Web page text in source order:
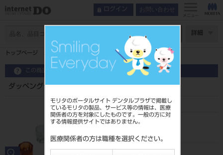
モリタのポータルサイト デンタルプラザで掲載し
ているモリタの製品、サービス等の情報は、医療
関係者の方を対象にしたものです。一般の方に対
する情報提供サイトではありません。
医療関係者の方は職種を選択ください。
ログイン お問い合わせ
メニュー
詳細
トップページ ダッペングラス
この商品に関するお問い合わせ
ダッペングラス
品目コード